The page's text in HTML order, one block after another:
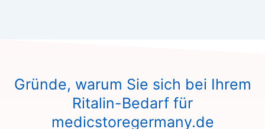
Gründe, warum Sie sich bei Ihrem
Ritalin-Bedarf für
medicstoregermany.de